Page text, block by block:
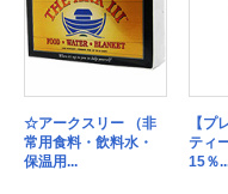
☆アークスリー （非
常用食料・飲料水・
保温用...
【プ
ティ
15％